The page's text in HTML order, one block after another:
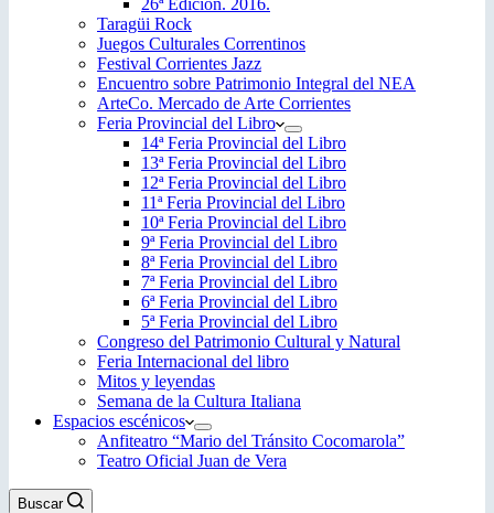
26ª Edición. 2016.
Taragüi Rock
Juegos Culturales Correntinos
Festival Corrientes Jazz
Encuentro sobre Patrimonio Integral del NEA
ArteCo. Mercado de Arte Corrientes
Feria Provincial del Libro
14ª Feria Provincial del Libro
13ª Feria Provincial del Libro
12ª Feria Provincial del Libro
11ª Feria Provincial del Libro
10ª Feria Provincial del Libro
9ª Feria Provincial del Libro
8ª Feria Provincial del Libro
7ª Feria Provincial del Libro
6ª Feria Provincial del Libro
5ª Feria Provincial del Libro
Congreso del Patrimonio Cultural y Natural
Feria Internacional del libro
Mitos y leyendas
Semana de la Cultura Italiana
Espacios escénicos
Anfiteatro “Mario del Tránsito Cocomarola”
Teatro Oficial Juan de Vera
Buscar